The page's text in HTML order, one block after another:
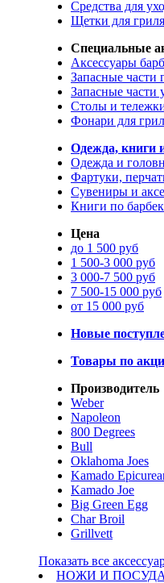
Средства для
Щетки для гриля
Специальные
Аксессуары
Запасные части
Запасные части
Столы и
Фонари для
Одежда, книги
Одежда и
Фартуки,
Сувениры и
Книги по
Цена
до 1 500 руб
1 500-3 000 руб
3 000-7 500 руб
7 500-15 000 руб
от 15 000 руб
Новые
Товары по
Производитель
Weber
Napoleon
800 Degrees
Bull
Oklahoma Joes
Kamado
Kamado Joe
Big Green Egg
Char Broil
Grillvett
Показать все
НОЖИ И ПОСУДА